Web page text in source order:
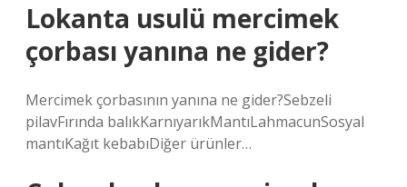
Lokanta usulü mercimek
çorbası yanına ne gider?
Mercimek çorbasının yanına ne gider?Sebzeli
pilavFırında balıkKarnıyarıkMantıLahmacunSosyal
mantıKağıt kebabıDiğer ürünler…